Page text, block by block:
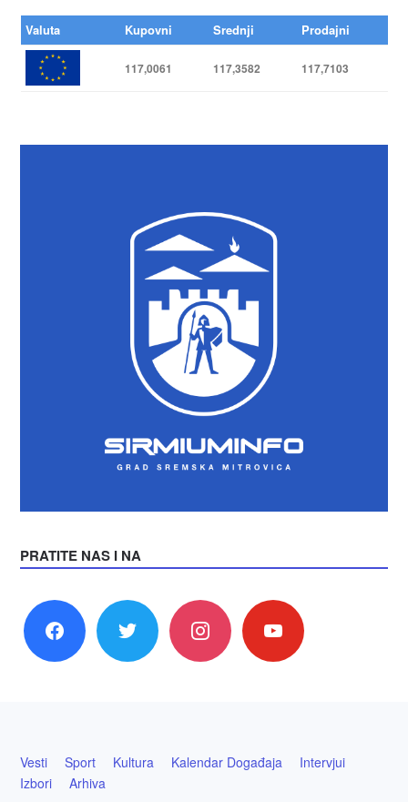
Valuta Kupovni Srednji Prodajni
117,0061 117,3582 117,7103
PRATITE NAS I NA
facebook twitter instagram youtube
Vesti Sport Kultura Kalendar Događaja
Intervjui
Izbori
Arhiva